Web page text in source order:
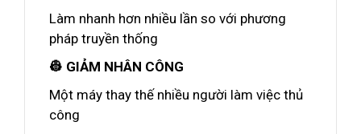
Làm nhanh hơn nhiều lần so với phương
pháp truyền thống
👷 GIẢM NHÂN CÔNG
Một máy thay thế nhiều người làm việc thủ
công